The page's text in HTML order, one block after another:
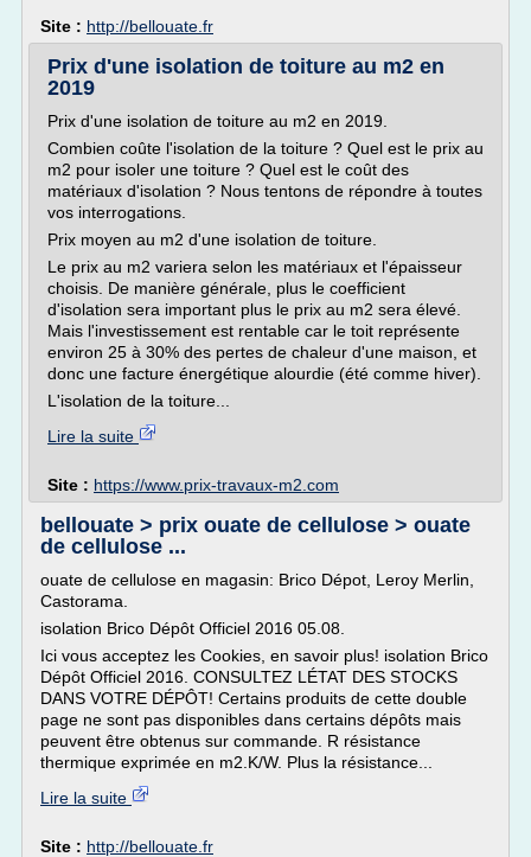
Site : http://bellouate.fr
Prix d'une isolation de toiture au m2 en
2019
Prix d'une isolation de toiture au m2 en 2019.
Combien coûte l'isolation de la toiture ? Quel est le prix au
m2 pour isoler une toiture ? Quel est le coût des
matériaux d'isolation ? Nous tentons de répondre à toutes
vos interrogations.
Prix moyen au m2 d'une isolation de toiture.
Le prix au m2 variera selon les matériaux et l'épaisseur
choisis. De manière générale, plus le coefficient
d'isolation sera important plus le prix au m2 sera élevé.
Mais l'investissement est rentable car le toit représente
environ 25 à 30% des pertes de chaleur d'une maison, et
donc une facture énergétique alourdie (été comme hiver).
L'isolation de la toiture...
Lire la suite
Site : https://www.prix-travaux-m2.com
bellouate > prix ouate de cellulose > ouate
de cellulose ...
ouate de cellulose en magasin: Brico Dépot, Leroy Merlin,
Castorama.
isolation Brico Dépôt Officiel 2016 05.08.
Ici vous acceptez les Cookies, en savoir plus! isolation Brico
Dépôt Officiel 2016. CONSULTEZ LÉTAT DES STOCKS
DANS VOTRE DÉPÔT! Certains produits de cette double
page ne sont pas disponibles dans certains dépôts mais
peuvent être obtenus sur commande. R résistance
thermique exprimée en m2.K/W. Plus la résistance...
Lire la suite
Site : http://bellouate.fr